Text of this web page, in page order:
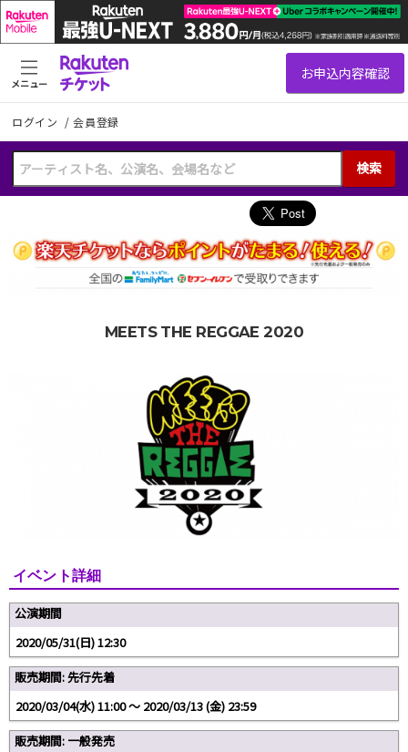
ログイン /会員登録
検索
メニュー
MEETS THE REGGAE 2020
イベント詳細
公演期間
2020/05/31(日) 12:30
販売期間: 先行先着
2020/03/04(水) 11:00 〜 2020/03/13 (金) 23:59
販売期間: 一般発売